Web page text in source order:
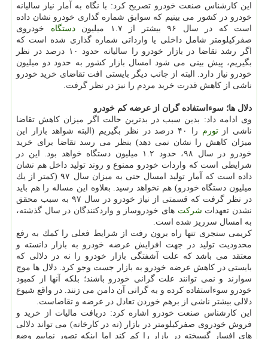
این كارشناس صنعت خودرو تصریح كرد: با نگاه به آمار نیاز سالیانه
خودرو در كشور می بینیم كه سوابق شماره گذاری خودرو نشان داده
است كه در سال ۹۶ بیشتر از ۱.۷ میلیون
دستگاه خودروی
صفركیلومتر شامل داخلی یا وارداتی شماره گذاری شده است كه
اگر رشد تقاضا در بازار خودرو را سالیانه حدود ۱۰ درصد در نظر
بگیریم، پیش بینی می شود امسال بازار كشور به حدود دو میلیون
خودرو نیاز دارد. البته از جانب دیگر بایستی افت تقاضای خرید خودرو
ناشی از كاهش قدرت خرید مردم را نیز در نظر گرفت.
دلال ها؛ سوءاستفاده گران از عرضه كم خودرو
وی ادامه داد: بدین سبب در بدترین حالت اگر میزان كاهش تقاضا
ناشی ازتورم
را ۴۰ درصد در نظر بگیریم (البته شواهد بازار این
میزان كاهش را نشان نمی دهد) بنظر می رسد تقاضا برای خرید
خودرو در سال ۹۸، حدود ۱.۲ میلیون دستگاه خواهد بود. این در
شرایطی است كه واردات خودرو ممنوع و روند تولید داخل هم نشان
داده است كه آمار تولید امسال حتی به میزان سال ۹۷ (كمتر از یك
میلیون دستگاه خودرو) هم نخواهد رسید. بعلاوه این مساله را هم باید
در نظر گرفت كه قسمتی از نیاز خودرو در سال ۹۷ به سبب محقق
نشدن تعهدات شركت های خودروساز و واردكنندگان در سال گذشته،
به امسال سرریز شده است.
كریمی سنجری تنها راه برون رفت از شرایط فعلی را كمك به رفع
محدودیت تولید در جهت افزایش عرضه خودرو به بازار دانسته و
معتقد می باشد كه علت آشفتگی بازار خودرو را نه در دلالی كه
بایستی در كاهش عرضه خودرو به بازار جست وجو كرد. دلال ها موج
سوارند و نمی توانند علت گرانی خودرو باشند؛ بلكه آنها از كمبود
خودرو سوءاستفاده كرده و به گرانی آن دامن می زنند. در واقع شیوع
دلالی بیشتر ناشی از برهم خوردن تعادل در عرضه و تقاضاست.
این كارشناس صنعت خودرو اشاره كرد: دریافت مالیات از خرید و
فروش خودروی صفركیلومتر در بازار (نه در كارخانه) می تواند دلالی
های افسار گسیخته در بازار را كم كند اما اینكه تصور نماییم وضع